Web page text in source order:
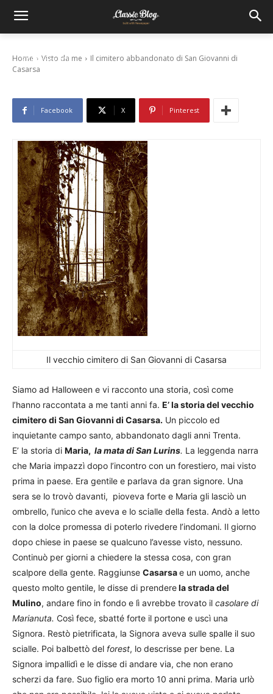
Home Visto da me
Il cimitero abbandonato di San Giovanni di
Casarsa
Il cimitero abbandonato di San Giovanni di
27 Ottobre 2011
Facebook X Pinterest
Il vecchio cimitero di San Giovanni di Casarsa
Siamo ad Halloween e vi racconto una storia, così come
l’hanno raccontata a me tanti anni fa. E’ la storia del vecchio
cimitero di San Giovanni di Casarsa. Un piccolo ed
inquietante campo santo, abbandonato dagli anni Trenta.
E’ la storia di Maria, la mata di San Lurins. La leggenda narra
che Maria impazzì dopo l’incontro con un forestiero, mai visto
prima in paese. Era gentile e parlava da gran signore. Una
sera se lo trovò davanti, pioveva forte e Maria gli lasciò un
ombrello, l’unico che aveva e lo scialle della festa. Andò a letto
con la dolce promessa di poterlo rivedere l’indomani. Il giorno
dopo chiese in paese se qualcuno l’avesse visto, nessuno.
Continuò per giorni a chiedere la stessa cosa, con gran
scalpore della gente. Raggiunse Casarsae un uomo, anche
questo molto gentile, le disse di prenderela strada del
Mulino, andare fino in fondo e lì avrebbe trovato il casolare di
Marianuta. Così fece, sbatté forte il portone e uscì una
Signora. Restò pietrificata, la Signora aveva sulle spalle il suo
scialle. Poi balbettò del forest, lo descrisse per bene. La
Signora impallidì e le disse di andare via, che non erano
scherzi da fare. Suo figlio era morto 10 anni prima. Maria urlò